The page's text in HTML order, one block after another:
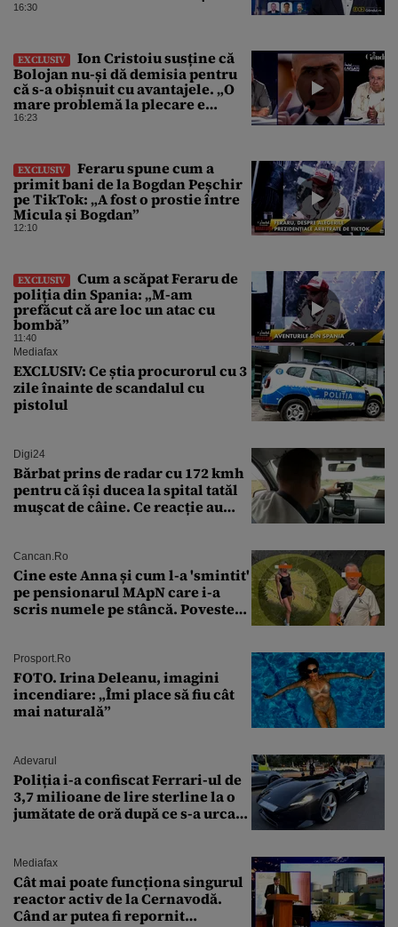
Sarmiza Andronic, dezvăluiri
16:30
EXCLUSIV
Ion Cristoiu susține că
Bolojan nu-și dă demisia pentru
că s-a obișnuit cu avantajele. „O
mare problemă la plecare e
prăpastia dintre avantajele pe
16:23
EXCLUSIV
Feraru spune cum a
primit bani de la Bogdan Peșchir
pe TikTok: „A fost o prostie între
Micula și Bogdan”
12:10
EXCLUSIV
Cum a scăpat Feraru de
poliția din Spania: „M-am
prefăcut că are loc un atac cu
bombă”
11:40
Mediafax
EXCLUSIV: Ce știa procurorul cu 3
zile înainte de scandalul cu
pistolul
Digi24
Bărbat prins de radar cu 172 kmh
pentru că își ducea la spital tatăl
muşcat de câine. Ce reacție au
Cancan.ro
Cine este Anna și cum l-a 'smintit'
pe pensionarul MApN care i-a
scris numele pe stâncă. Povestea
Transfăgărășan
Prosport.ro
FOTO. Irina Deleanu, imagini
incendiare: „Îmi place să fiu cât
mai naturală”
Adevarul
Poliția i-a confiscat Ferrari-ul de
3,7 milioane de lire sterline la o
jumătate de oră după ce s-a urcat
Mediafax
Cât mai poate funcționa singurul
reactor activ de la Cernavodă.
Când ar putea fi repornit